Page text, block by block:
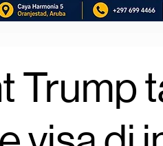
Trump